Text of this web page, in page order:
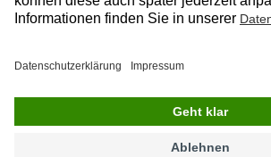
Datenschutz Impressum
© 2026 BRZ Deutschland